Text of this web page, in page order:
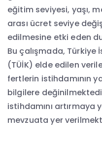
eğitim seviyesi, yaşı,
arası ücret seviye
edilmesine etki eden
Bu çalışmada, Türkiye
(TÜİK) elde edilen
fertlerin istihdamının
bilgilere
istihdamını artırmaya
mevzuata yer